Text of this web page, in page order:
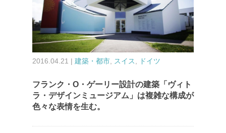
2016.04.21 | 建築・都市 スイス ドイツ
フランク・O・ゲーリー設計の建築「ヴィト
ラ・デザインミュージアム」は複雑な構成が
色々な表情を生む。